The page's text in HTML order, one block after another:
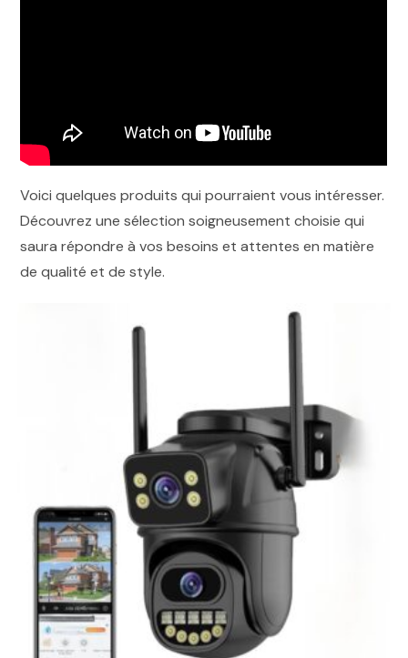
Voici quelques produits qui pourraient vous intéresser.
Découvrez une sélection soigneusement choisie qui
saura répondre à vos besoins et attentes en matière
de qualité et de style.